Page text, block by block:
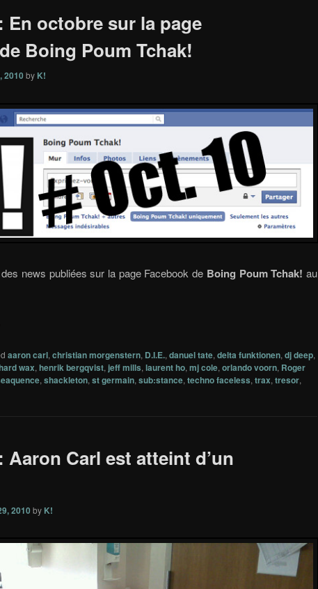
En octobre sur la page
Boing Poum Tchak!
2010 by K!
news publiées sur la page Facebook de Boing Poum Tchak! au
aaron carl,christian morgenstern, D.I.E.,danuel tate,delta funktionen,dj deep,
wax,henrik bergqvist, jeff mills,laurent ho,mj cole,orlando voorn, Roger
,shackleton,st germain,sub:stance,techno faceless,trax,tresor,
Aaron Carl est atteint d’un
2010 by K!